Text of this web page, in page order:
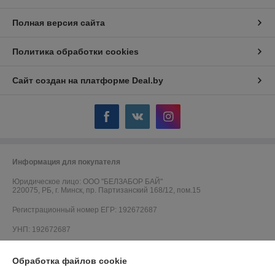
Полная версия сайта
Политика обработки cookies
Сайт создан на платформе Deal.by
Информация для покупателя
Юридическое лицо: ООО "БЕЛЗАБОР БАЙ"
220075, РБ, г. Минск, пр. Партизанский 168/12, пом.15
Регистрационный номер ЕГР: 192672687
УНП: 192672687
Обработка файлов cookie